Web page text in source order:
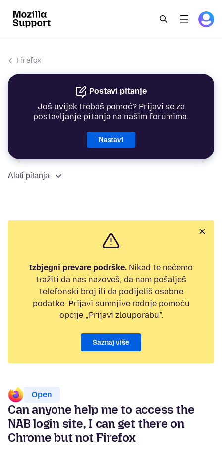
Firefox
Postavi pitanje
Još uvijek trebaš pomoć? Prijavi se za
postavljanje pitanja na našim forumima.
Nastavi
Alati pitanja
Izbjegni prevare podrške. Nikad te nećemo
tražiti da nas nazoveš, da nam pošalješ
telefonski broj ili da podijeliš osobne
podatke. Prijavi sumnjive radnje pomoću
opcije „Prijavi zlouporabu”.
Saznaj više
Open
Can anyone help me to access the
NAB login site, I can get there on
Chrome but not Firefox